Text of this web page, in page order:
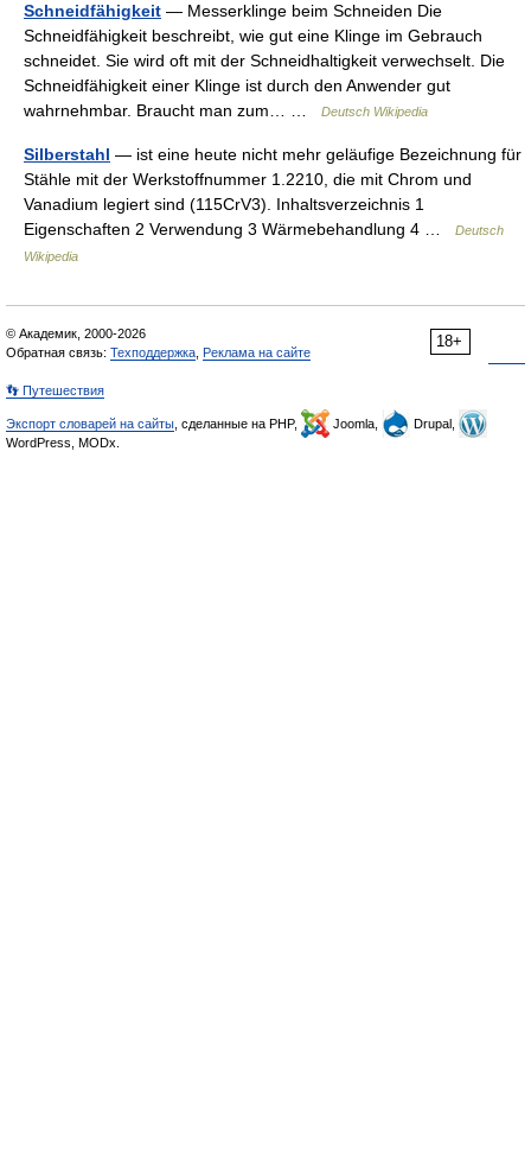
Schneidfähigkeit — Messerklinge beim Schneiden Die
Schneidfähigkeit beschreibt, wie gut eine Klinge im Gebrauch
schneidet. Sie wird oft mit der Schneidhaltigkeit verwechselt. Die
Schneidfähigkeit einer Klinge ist durch den Anwender gut
wahrnehmbar. Braucht man zum… …
Deutsch Wikipedia
Silberstahl — ist eine heute nicht mehr geläufige Bezeichnung für
Stähle mit der Werkstoffnummer 1.2210, die mit Chrom und
Vanadium legiert sind (115CrV3). Inhaltsverzeichnis 1
Eigenschaften 2 Verwendung 3 Wärmebehandlung 4 …
Deutsch
Wikipedia
18+
© Академик, 2000-2026
Обратная связь: Техподдержка Реклама на сайте
👣 Путешествия
Экспорт словарей на сайты , сделанные на PHP, Joomla,
Drupal,
WordPress, MODx.